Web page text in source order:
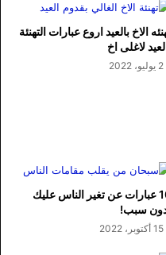
الاخ بالعيد اروع عبارات التهنئة
لاغلى اخ
2 يوليو، 2022
10 عبارات عن تغير الناس عليك
سبب!
15 أكتوبر، 2022